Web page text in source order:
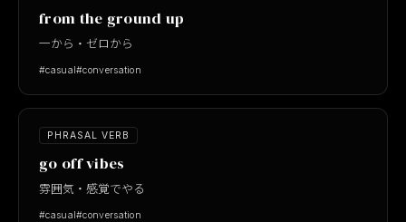
from the ground up
一から・ゼロから
#casual#conversation
PHRASAL VERB
go off vibes
雰囲気・感覚でやる
#casual#conversation